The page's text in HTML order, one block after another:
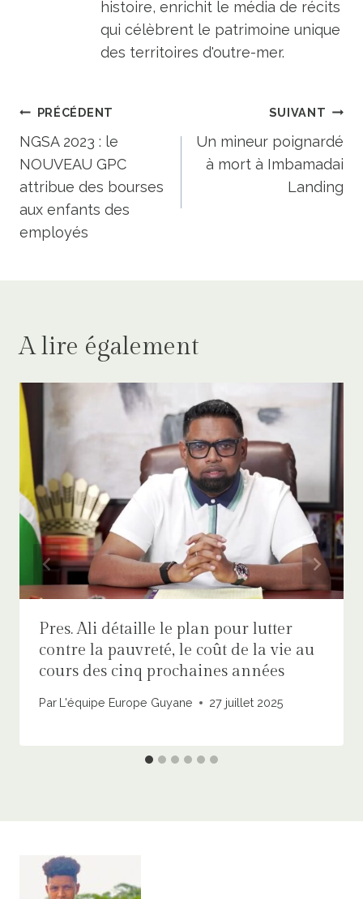
histoire, enrichit le média de récits
qui célèbrent le patrimoine unique
des territoires d'outre-mer.
Navigation
de
l’article
PRÉCÉDENT
NGSA 2023 : le
NOUVEAU GPC
attribue des bourses
aux enfants des
employés
SUIVANT
Un mineur poignardé
à mort à Imbamadai
Landing
A lire également
Pres. Ali détaille le plan pour lutter
contre la pauvreté, le coût de la vie au
cours des cinq prochaines années
Par L'équipe Europe Guyane 27 juillet 2025